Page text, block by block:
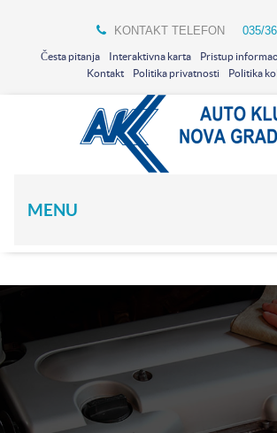
KONTAKT TELEFON 035/
Česta pitanja Interaktivna karta Pristup
Kontakt
Politika privatnosti Politika
MENU